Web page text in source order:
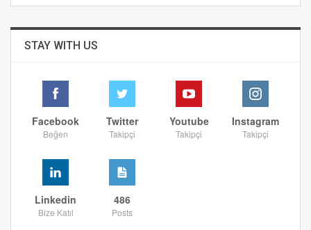
STAY WITH US
Facebook
Beğen
Twitter
Takipçi
Youtube
Takipçi
Instagram
Takipçi
Linkedin
Bize Katıl
486
Posts